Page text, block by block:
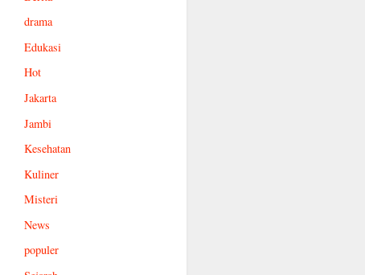
drama
Edukasi
Hot
Jakarta
Jambi
Kesehatan
Kuliner
Misteri
News
populer